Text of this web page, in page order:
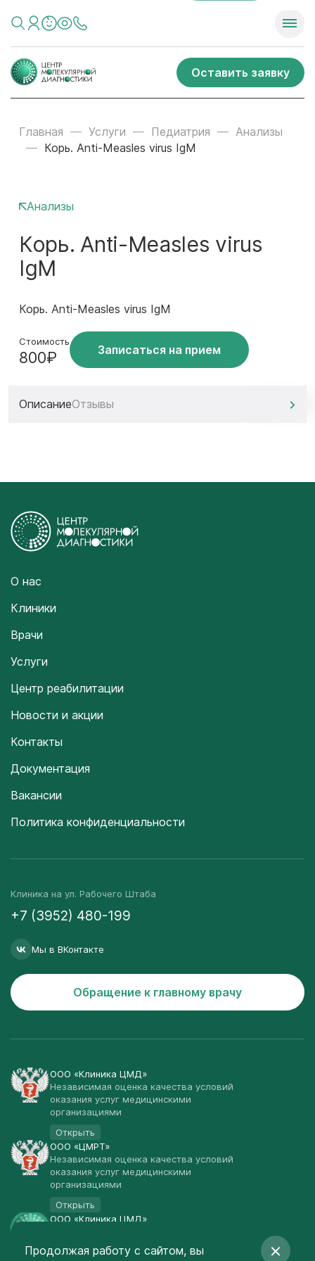
Оставить заявку
Главная Услуги Педиатрия
Анализы
Корь. Anti-Measles virus IgМ
Анализы
Корь. Anti-Measles virus
IgМ
Корь. Anti-Measles virus IgМ
Стоимость
800₽ Записаться на прием
ОписаниеОтзывы
О нас
Клиники
Врачи
Услуги
Центр реабилитации
Новости и акции
Контакты
Документация
Вакансии
Политика конфиденциальности
Клиника на ул. Рабочего Штаба
+7 (3952) 480-199
Мы в ВКонтакте
Обращение к главному врачу
ООО «Клиника ЦМД»
Независимая оценка качества условий
оказания услуг медицинскими
организациями
Открыть
ООО «ЦМРТ»
Независимая оценка качества условий
оказания услуг медицинскими
организациями
Открыть
ООО «Клиника ЦМД»
Открыть
Продолжая работу с сайтом, вы